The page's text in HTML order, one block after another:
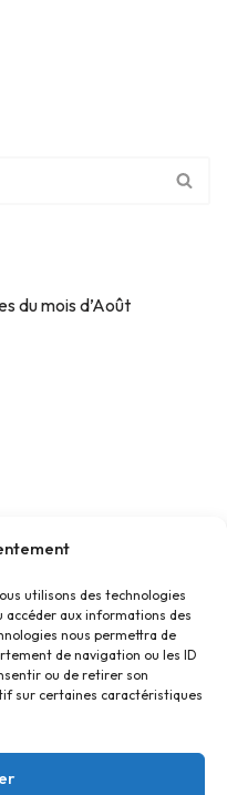
utilisons des technologies
accéder aux informations des
nous permettra de
de navigation ou les ID
ou de retirer son
sur certaines caractéristiques
du mois d’Août